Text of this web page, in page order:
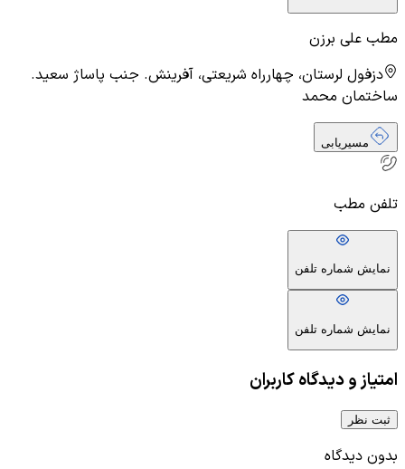
مطب علی برزن
دزفول لرستان، چهارراه شریعتی، آفرینش. جنب پاساژ سعید.
ساختمان محمد
مسیریابی
تلفن مطب
نمایش شماره تلفن
نمایش شماره تلفن
امتیاز و دیدگاه کاربران
ثبت نظر
بدون دیدگاه